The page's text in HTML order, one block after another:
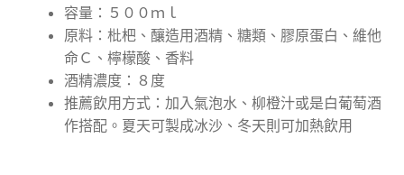
容量： ５００ｍｌ
原料：枇杷、釀造用酒精、糖類、膠原蛋白、維他
命Ｃ、檸檬酸、香料
酒精濃度： ８度
推薦飲用方式：加入氣泡水、柳橙汁或是白葡萄酒
作搭配。夏天可製成冰沙、冬天則可加熱飲用